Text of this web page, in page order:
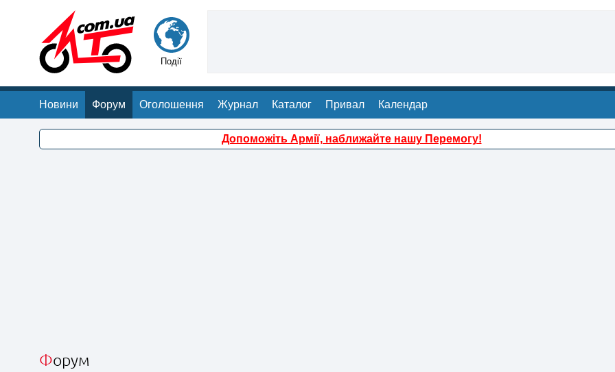
Події
Новини Форум Оголошення Журнал Каталог Привал Календар
Допоможіть Армії, наближайте нашу Перемогу!
Форум